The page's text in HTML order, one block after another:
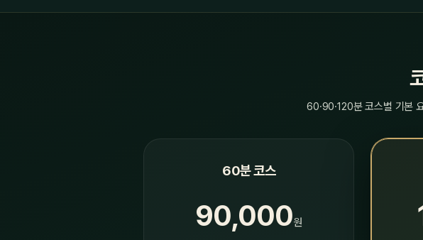
60·90·120분 코스별 기본
60분 코스
90,000원